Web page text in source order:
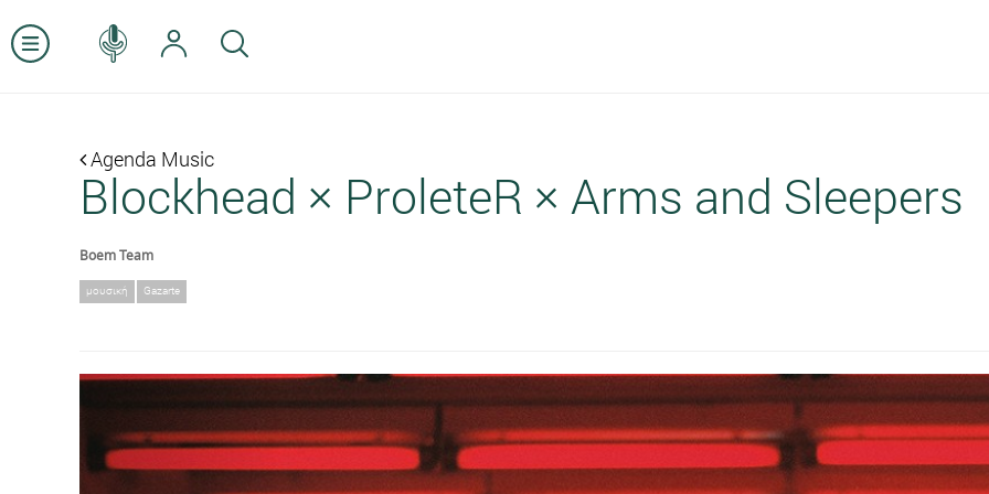
Agenda Music
Blockhead × ProleteR × Arms and Sleepers
Boem Team
μουσική Gazarte
Previous